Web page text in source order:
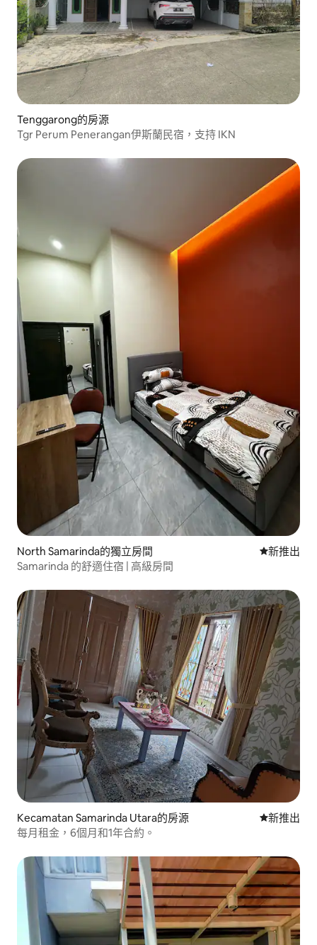
Tenggarong的房源
Tgr Perum Penerangan伊斯蘭民宿，支持 IKN
North Samarinda的獨立房間 新住處
新推出
Samarinda 的舒適住宿 | 高級房間
Kecamatan Samarinda Utara的房源 新住處
新推出
每月租金，6個月和1年合約。